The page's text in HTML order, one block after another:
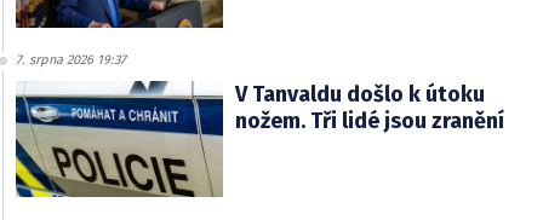
7. srpna 2026 19:37
V Tanvaldu došlo k útoku
nožem. Tři lidé jsou zranění